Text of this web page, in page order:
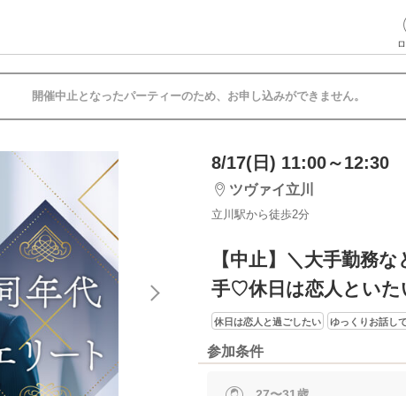
開催中止となったパーティーのため、お申し込みができません。
8/17(日) 11:00～12:30
ツヴァイ立川
立川駅から徒歩2分
【中止】＼大手勤務
手♡休日は恋人といた
休日は恋人と過ごしたい ゆっくりお話し
参加条件